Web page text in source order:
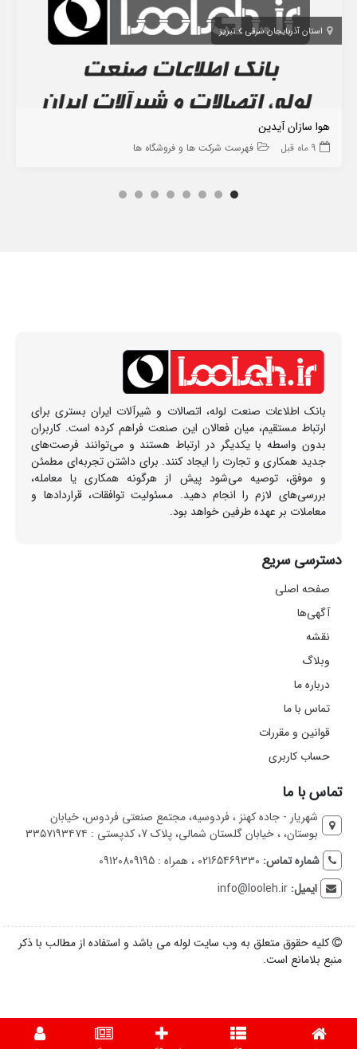
استان آذربایجان شرقی تبریز
هوا سازان آیدین
9 ماه قبل فهرست شرکت ها و فروشگاه ها
بانک اطلاعات صنعت لوله، اتصالات و شیرآلات ایران بستری برای
ارتباط مستقیم، میان فعالان این صنعت فراهم کرده است. کاربران
بدون واسطه با یکدیگر در ارتباط هستند و می‌توانند فرصت‌های
جدید همکاری و تجارت را ایجاد کنند. برای داشتن تجربه‌ای مطمئن
و موفق، توصیه می‌شود پیش از هرگونه همکاری یا معامله،
بررسی‌های لازم را انجام دهید. مسئولیت توافقات، قراردادها و
معاملات بر عهده طرفین خواهد بود.
دسترسی سریع
صفحه اصلی
آگهی‌ها
نقشه
وبلاگ
درباره ما
تماس با ما
قوانین و مقررات
حساب کاربری
تماس با ما
شهریار - جاده کهنز ، فردوسیه، مجتمع صنعتی فردوس، خیابان
بوستان، ، خیابان گلستان شمالی، پلاک 7، کدپستی : ۳۳۵۷۱۹۳۴۷۴
شماره تماس: 02165469330 ، همراه : 09120809195
ایمیل:info@looleh.ir
کلیه حقوق متعلق به وب سایت لوله می باشد و استفاده از مطالب با ذکر
منبع بلامانع است.